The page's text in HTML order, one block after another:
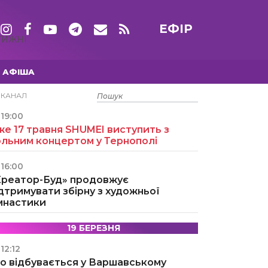
ЕФІР
АФІША
15 ТРАВНЯ
19:00
17 травня SHUMEI виступить з
концертом у Тернополі
16:00
Буд» продовжує
збірну з художньої
19 БЕРЕЗНЯ
12:12
відбувається у Варшавському